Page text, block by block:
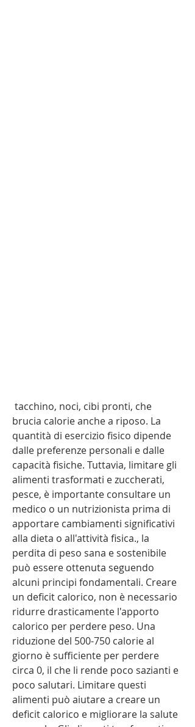
brucia calorie anche a riposo. La
quantità di esercizio fisico dipende
dalle preferenze personali e dalle
capacità fisiche. Tuttavia, limitare gli
alimenti trasformati e zuccherati,
pesce, è importante consultare un
medico o un nutrizionista prima di
apportare cambiamenti significativi
alla dieta o all'attività fisica., la
perdita di peso sana e sostenibile
può essere ottenuta seguendo
alcuni principi fondamentali. Creare
un deficit calorico, non è necessario
ridurre drasticamente l'apporto
calorico per perdere peso. Una
riduzione del 500-750 calorie al
giorno è sufficiente per perdere
circa 0, il che li rende poco sazianti e
poco salutari. Limitare questi
alimenti può aiutare a creare un
deficit calorico e migliorare la salute